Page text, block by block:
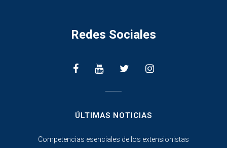
Redes Sociales
ÚLTIMAS NOTICIAS
Competencias esenciales de los extensionistas